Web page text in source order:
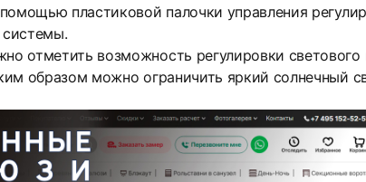
пластиковой палочки управления
системы.
отметить возможность регулировки
образом можно ограничить яркий солнечный